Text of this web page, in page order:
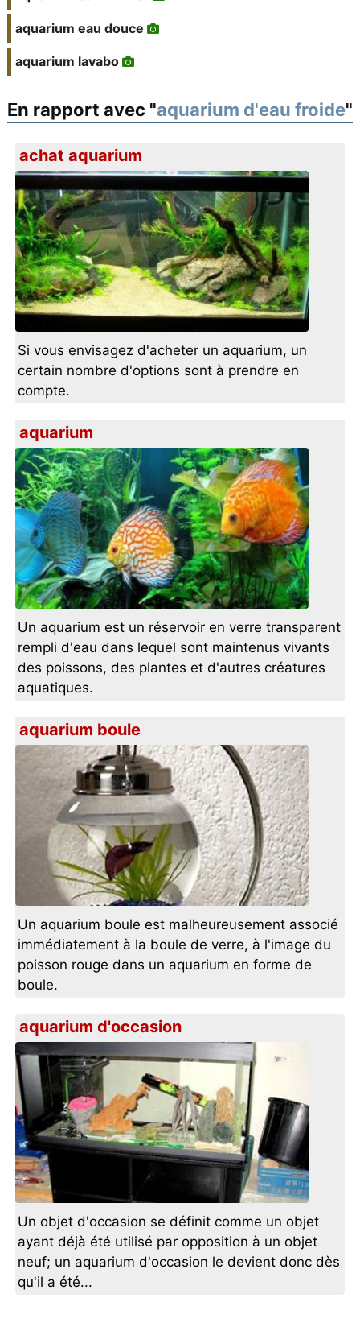
aquarium eau douce
aquarium lavabo
En rapport avec "aquarium d'eau froide"
achat aquarium
Si vous envisagez d'acheter un aquarium, un
certain nombre d'options sont à prendre en
compte.
aquarium
Un aquarium est un réservoir en verre transparent
rempli d'eau dans lequel sont maintenus vivants
des poissons, des plantes et d'autres créatures
aquatiques.
aquarium boule
Un aquarium boule est malheureusement associé
immédiatement à la boule de verre, à l'image du
poisson rouge dans un aquarium en forme de
boule.
aquarium d'occasion
Un objet d'occasion se définit comme un objet
ayant déjà été utilisé par opposition à un objet
neuf; un aquarium d'occasion le devient donc dès
qu'il a été...